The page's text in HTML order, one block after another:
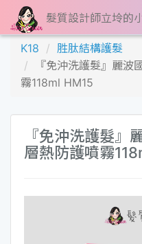
髮質設計師立坽的
K18
胜肽結構護髮
『免沖洗護髮』麗波
霧118ml HM15
『免沖洗護髮』
層熱防護噴霧